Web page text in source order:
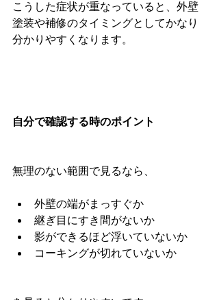
こうした症状が重なっていると、外壁
塗装や補修のタイミングとしてかなり
分かりやすくなります。
自分で確認する時のポイント
無理のない範囲で見るなら、
外壁の端がまっすぐか
継ぎ目にすき間がないか
影ができるほど浮いていないか
コーキングが切れていないか